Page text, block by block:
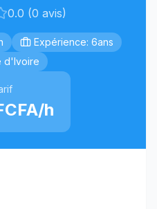
0.0 (0 avis)
Expérience: 6ans
d'Ivoire
h